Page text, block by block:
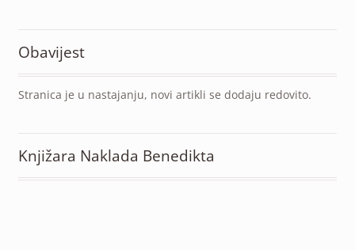
Obavijest
Stranica je u nastajanju, novi artikli se dodaju redovito.
Knjižara Naklada Benedikta